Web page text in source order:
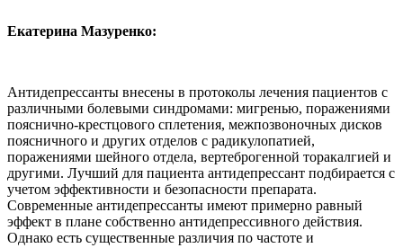
Екатерина Мазуренко:
Антидепрессанты внесены в протоколы лечения пациентов с
различными болевыми синдромами: мигренью, поражениями
пояснично-крестцового сплетения, межпозвоночных дисков
поясничного и других отделов с радикулопатией,
поражениями шейного отдела, вертеброгенной торакалгией и
другими. Лучший для пациента антидепрессант подбирается с
учетом эффективности и безопасности препарата.
Современные антидепрессанты имеют примерно равный
эффект в плане собственно антидепрессивного действия.
Однако есть существенные различия по частоте и